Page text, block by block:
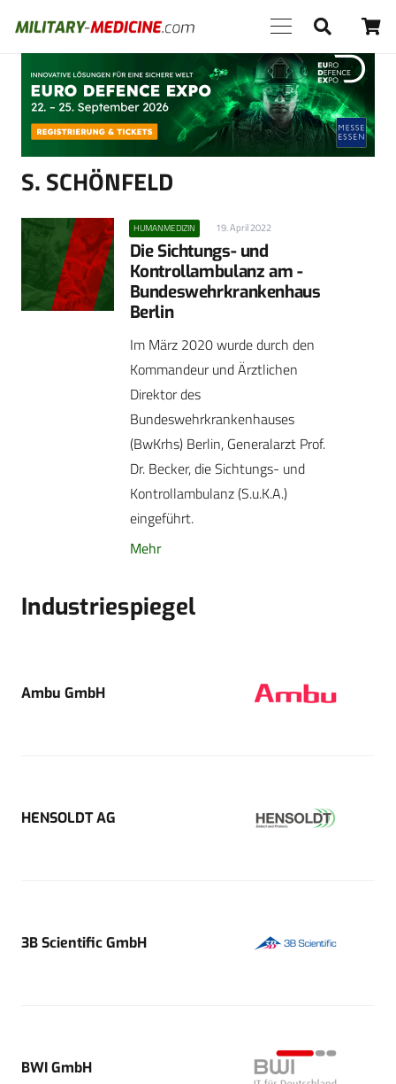
Anzeige
S. SCHÖNFELD
HUMANMEDIZIN 19. April 2022
Die Sichtungs- und
Kontrollambulanz am ­
Bundeswehrkrankenhaus
Berlin
Im März 2020 wurde durch den
Kommandeur und Ärztlichen
Direktor des
Bundeswehrkrankenhauses
(BwKrhs) Berlin, Generalarzt Prof.
Dr. Becker, die Sichtungs- und
Kontrollambulanz (S.u.K.A.)
eingeführt.
Mehr
Industriespiegel
Ambu GmbH
HENSOLDT AG
3B Scientific GmbH
BWI GmbH